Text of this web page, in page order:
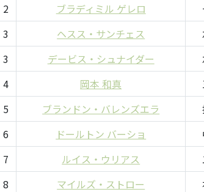
2
ブラディミル ゲレロ
3
ヘスス・サンチェス
3
デービス・シュナイダー
4
岡本 和真
5
ブランドン・バレンズエラ
6
ドールトン バーショ
7
ルイス・ウリアス
8
マイルズ・ストロー